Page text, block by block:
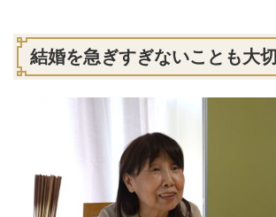
結婚を急ぎすぎないことも大切